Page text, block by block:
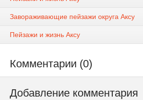
Завораживающие пейзажи округа Аксу
Пейзажи и жизнь Аксу
Комментарии (0)
Добавление комментария